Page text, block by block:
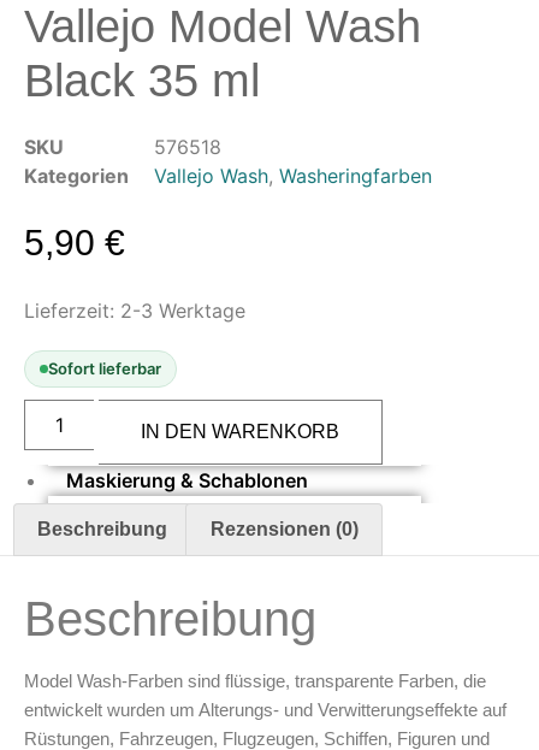
Werkzeuge & Malzubehör
Pinsel & Stifte
Radierer & Schneidewerkzeuge
Plotter & Zubehör
Untergründe & Papier
Bearbeitung
Spachtelmasse & Sprühspachtel
Schleif- & Poliermittel
Sandstrahlen & Spezialbehandlungen
Maskierung & Schablonen
Maskierfolien & Maskierbänder
Schablonen & Templates
Reinigung & Pflege
Airbrush-Reiniger
Luftreinigung & Filter
Vallejo Model Wash
Black 35 ml
SKU
576518
Kategorien
Vallejo Wash, Washeringfarben
5,90 €
Lieferzeit: 2-3 Werktage
Sofort lieferbar
Vallejo
Model
Wash
Black
35
ml
Menge
IN DEN WARENKORB
Beschreibung Rezensionen (0)
Beschreibung
Model Wash-Farben sind flüssige, transparente Farben, die
entwickelt wurden um Alterungs- und Verwitterungseffekte auf
Rüstungen, Fahrzeugen, Flugzeugen, Schiffen, Figuren und